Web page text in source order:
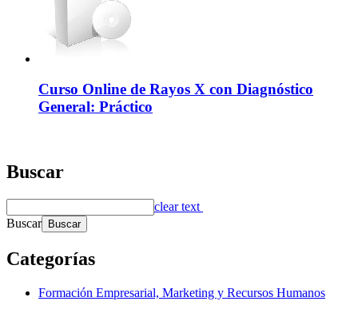
Curso Online de Rayos X con Diagnóstico
General: Práctico
Buscar
clear text
Buscar
Categorías
Formación Empresarial, Marketing y Recursos Humanos